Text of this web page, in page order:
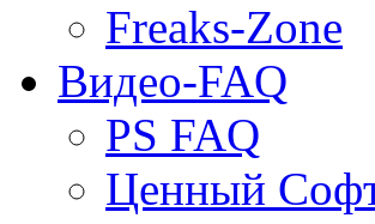
Freaks-Zone
Видео-FAQ
PS FAQ
Ценный